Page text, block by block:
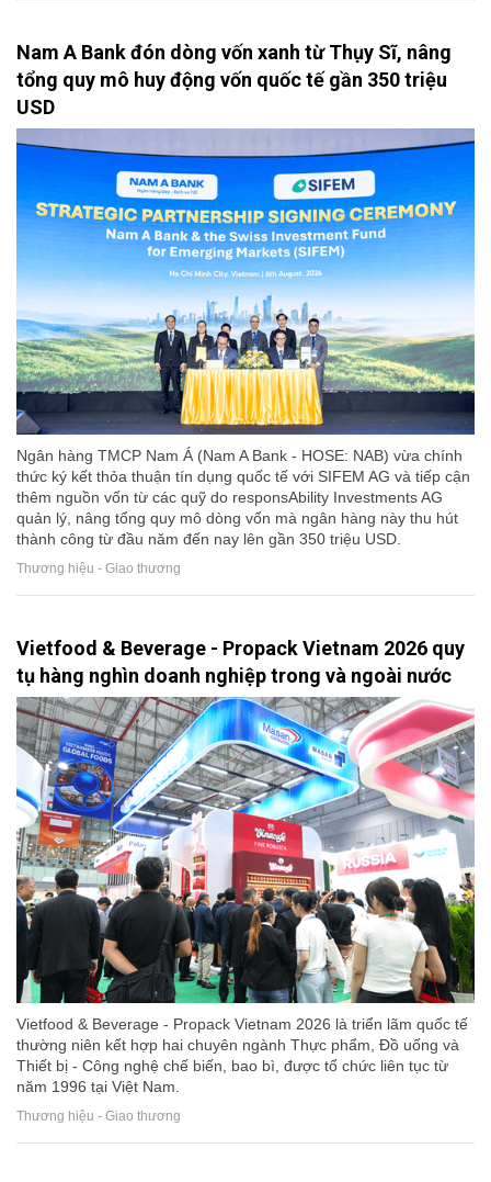
Nam A Bank đón dòng vốn xanh từ Thụy Sĩ, nâng
tổng quy mô huy động vốn quốc tế gần 350 triệu
USD
Ngân hàng TMCP Nam Á (Nam A Bank - HOSE: NAB) vừa chính
thức ký kết thỏa thuận tín dụng quốc tế với SIFEM AG và tiếp cận
thêm nguồn vốn từ các quỹ do responsAbility Investments AG
quản lý, nâng tổng quy mô dòng vốn mà ngân hàng này thu hút
thành công từ đầu năm đến nay lên gần 350 triệu USD.
Thương hiệu - Giao thương
Vietfood & Beverage - Propack Vietnam 2026 quy
tụ hàng nghìn doanh nghiệp trong và ngoài nước
Vietfood & Beverage - Propack Vietnam 2026 là triển lãm quốc tế
thường niên kết hợp hai chuyên ngành Thực phẩm, Đồ uống và
Thiết bị - Công nghệ chế biến, bao bì, được tổ chức liên tục từ
năm 1996 tại Việt Nam.
Thương hiệu - Giao thương